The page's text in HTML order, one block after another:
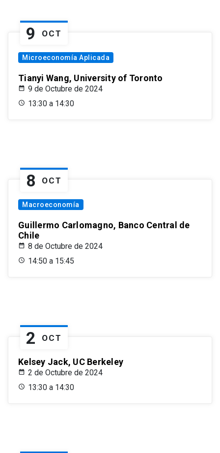
9 OCT
Microeconomía Aplicada
Tianyi Wang, University of Toronto
9 de Octubre de 2024
13:30 a 14:30
8 OCT
Macroeconomía
Guillermo Carlomagno, Banco Central de
Chile
8 de Octubre de 2024
14:50 a 15:45
2 OCT
Kelsey Jack, UC Berkeley
2 de Octubre de 2024
13:30 a 14:30